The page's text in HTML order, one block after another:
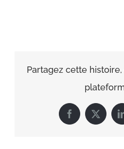
Partagez cette
Facebook
X